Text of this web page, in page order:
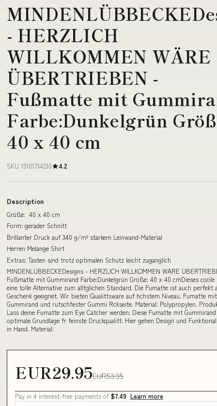
- HERZLICH
WILLKOMMEN WÄRE
ÜBERTRIEBEN -
Fußmatte mit
Farbe:Dunkelgrün
40 x 40 cm
SKU 15101734230 4.2
Description
Größe: 40 x 40 cm
Form: gerader Schnitt
Brillanter Druck auf 340 g/m² starkem Leinwand-Material
Herren Melange Shirt
Extras: Tasten sind trotz optimalen Schutz leicht zugänglich
MINDENLÜBBECKEDesigns - HERZLICH WILLKOMMEN WÄRE
Fußmatte mit Gummirand Farbe:Dunkelgrün Größe: 40 x 40 cmDieses
eine tolle Alternative zum alltglichen Standard. Die Fumatte ist auch perfekt
Geschenk geeignet. Wir bieten Qualittsware auf hchstem Niveau. Fumatte mit
Gummirand und rutschfester Gummi Rckseite. Material: Polypropylen.
Lass deine Fumatte zum Eye Catcher werden: Diese Fumatte mit
optimale Grundlage fr feinste Druckqualitt. Hier gehen Design und
in Hand. Material:
EUR29.95EUR53.95
Pay in 4 interest-free payments of $7.49 Learn more